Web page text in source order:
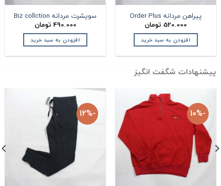
پیراهن مردانه Order Plus
520.000 تومان
افزودن به سبد خرید
سویشرت مردانه Biz collction
490.000 تومان
افزودن به سبد خرید
شگفت انگیز